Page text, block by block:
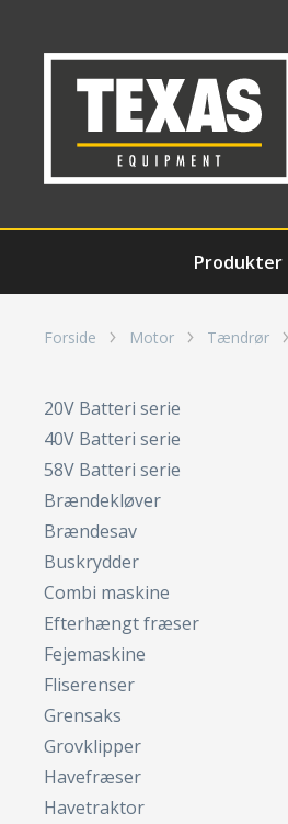
Produkter
Forside Motor Tændrør
20V Batteri serie
40V Batteri serie
58V Batteri serie
Brændekløver
Brændesav
Buskrydder
Combi maskine
Efterhængt fræser
Fejemaskine
Fliserenser
Grensaks
Grovklipper
Havefræser
Havetraktor